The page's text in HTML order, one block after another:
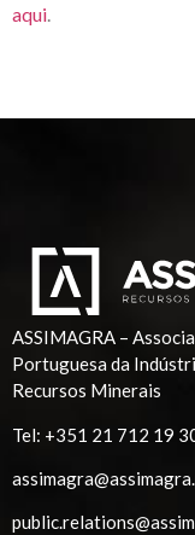
aqui
ASSIMAGRA –
Portuguesa da
Recursos Minerais
Tel: +351 21 712 19